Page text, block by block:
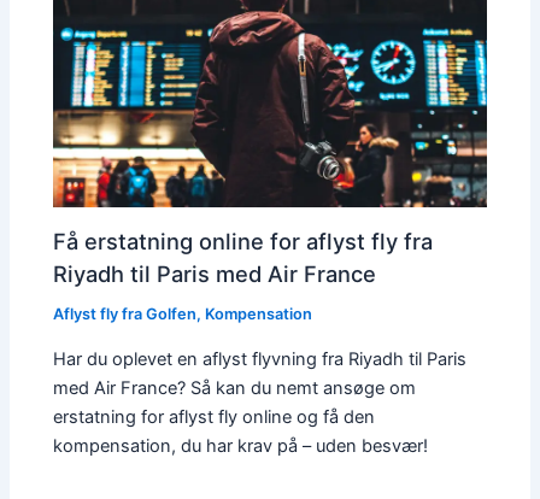
Få erstatning online for aflyst fly fra
Riyadh til Paris med Air France
Aflyst fly fra Golfen, Kompensation
Har du oplevet en aflyst flyvning fra Riyadh til Paris
med Air France? Så kan du nemt ansøge om
erstatning for aflyst fly online og få den
kompensation, du har krav på – uden besvær!